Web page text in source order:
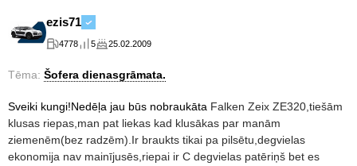
ezis71
4778 5 25.02.2009
Tēma: Šofera dienasgrāmata.
Sveiki kungi!Nedēļa jau būs nobraukāta Falken Zeix ZE320,tiešām
klusas riepas,man pat liekas kad klusākas par manām
ziemenēm(bez radzēm).Ir braukts tikai pa pilsētu,degvielas
ekonomija nav mainījusēs,riepai ir C degvielas patēriņš bet es